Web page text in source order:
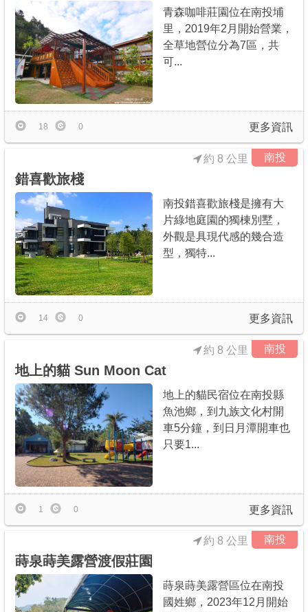
青森咖啡莊園位在南投埔
里，2019年2月開始營業，
全草地營位分為7區，共
可...
更多資訊
18 0
南投
約 8 公里
錯喜歡旅棧
南投錯喜歡旅棧是擁有大
片綠地庭園的獨棟別墅，
外觀是具現代感的幾合造
型，獨特...
更多資訊
14 0
南投
約 8 公里
地上的貓 Sun Moon Cat
地上的貓民宿位在南投縣
魚池鄉，到九族文化村開
車5分鐘，到日月潭開車也
只要1...
更多資訊
1 0
南投
約 8 公里
蒔泉蒔美露營渡假莊園
蒔泉蒔美露營區位在南投
國姓鄉，2023年12月開始